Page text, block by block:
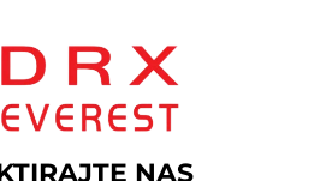
NAS